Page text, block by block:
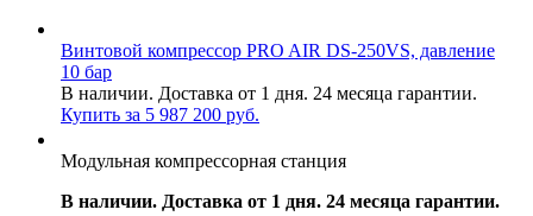
Винтовой компрессор PRO AIR DS-250VS, давление
10 бар
В наличии. Доставка от 1 дня. 24 месяца гарантии.
Купить за 5 987 200 руб.
Модульная компрессорная станция
В наличии. Доставка от 1 дня. 24 месяца гарантии.